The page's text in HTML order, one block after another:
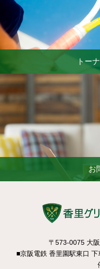
トー
お
〒573-0075 大
■京阪電鉄 香里園駅東口